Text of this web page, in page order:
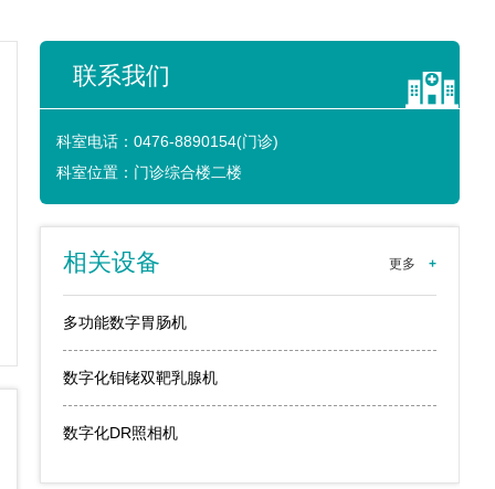
联系我们
科室电话： 0476-8890154(门诊)
科室位置： 门诊综合楼二楼
更多 +
相关设备
多功能数字胃肠机
数字化钼铑双靶乳腺机
数字化DR照相机